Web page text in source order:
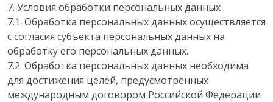
7. Условия обработки персональных данных
7.1. Обработка персональных данных осуществляется
с согласия субъекта персональных данных на
обработку его персональных данных.
7.2. Обработка персональных данных необходима
для достижения целей, предусмотренных
международным договором Российской Федерации